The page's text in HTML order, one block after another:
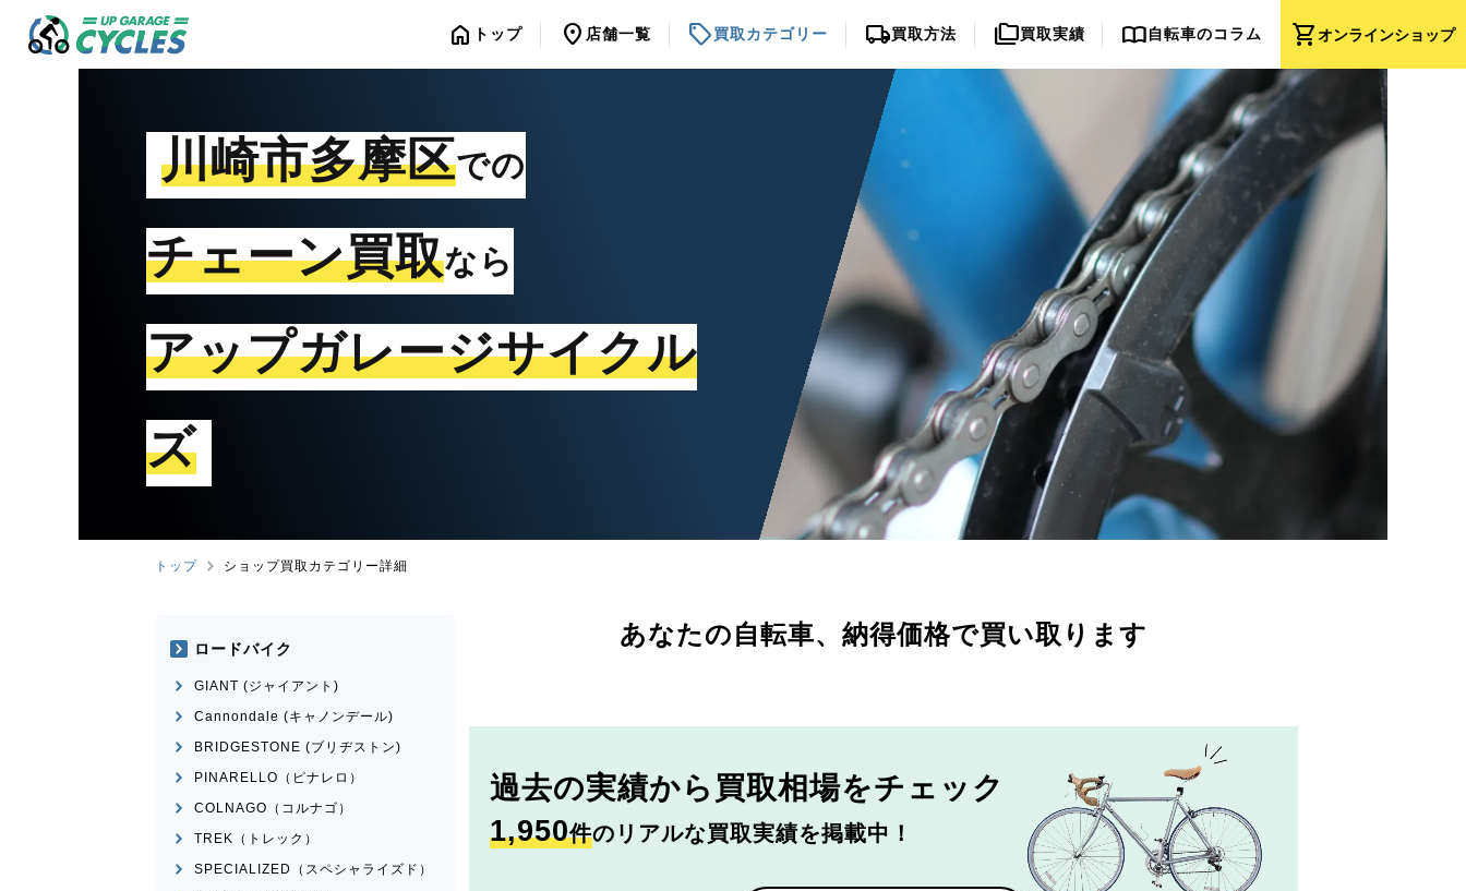
shopping_cartオンラインショップ
home トップ location_on 店舗一覧 sell買取カテゴリー local_shipping買取方法 folder_copy買取実績 import_contacts自転車のコラム
川崎市多摩区での
チェーン買取なら
アップガレージサイクル
ズ
トップ ショップ買取カテゴリー詳細
あなたの自転車、 納得価格で買い取ります
過去の実績から 買取相場をチェック
1,950件のリアルな買取実績を掲載中！
ロードバイク
GIANT (ジャイアント)
Cannondale (キャノンデール)
BRIDGESTONE (ブリヂストン)
PINARELLO（ピナレロ）
COLNAGO（コルナゴ）
TREK（トレック）
SPECIALIZED（スペシャライズド）